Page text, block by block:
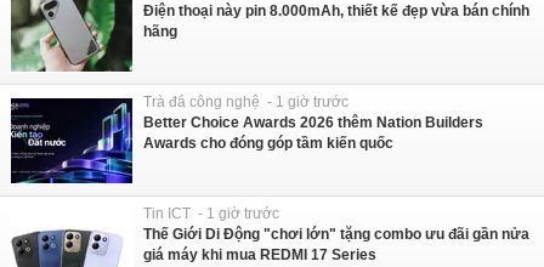
Điện thoại này pin 8.000mAh, thiết kế đẹp vừa bán chính
hãng
Trà đá công nghệ - 1 giờ trước
Better Choice Awards 2026 thêm Nation Builders
Awards cho đóng góp tầm kiến quốc
Tin ICT - 1 giờ trước
Thế Giới Di Động "chơi lớn" tặng combo ưu đãi gần nửa
giá máy khi mua REDMI 17 Series